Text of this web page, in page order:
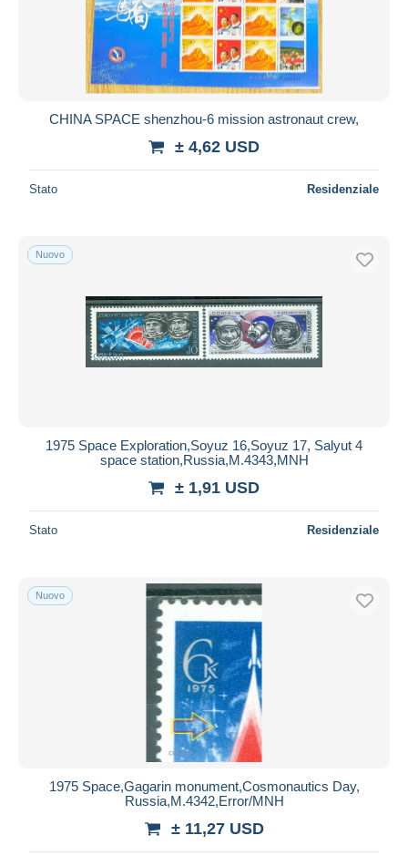
CHINA SPACE shenzhou-6 mission astronaut crew,
± 4,62 USD
Stato Residenziale
Nuovo
1975 Space Exploration,Soyuz 16,Soyuz 17, Salyut 4
space station,Russia,M.4343,MNH
± 1,91 USD
Stato Residenziale
Nuovo
1975 Space,Gagarin monument,Cosmonautics Day,
Russia,M.4342,Error/MNH
± 11,27 USD